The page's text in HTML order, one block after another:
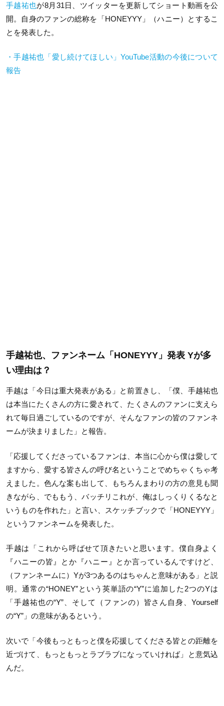
手越祐也が8月31日、ツイッターを更新してショート動画を公
開。自身のファンの総称を「HONEYYY」（ハニー）とするこ
とを発表した。
・手越祐也「愛し続けてほしい」YouTube活動の今後について
報告
手越祐也、ファンネーム「HONEYYY」発表 Yが多
い理由は？
手越は「今日は重大発表がある」と前置きし、「僕、手越祐也
は本当にたくさんの方に愛されて、たくさんのファンに支えら
れて毎日過ごしているのですが、そんなファンの皆のファンネ
ームが決まりました」と報告。
「応援してくださっているファンは、本当に心から僕は愛して
ますから、愛する皆さんの呼び名ということでめちゃくちゃ考
えました。色んな案も出して、もちろんまわりの方の意見も聞
きながら、でももう、バッチリこれが、俺はしっくりくるなと
いうものを作れた」と言い、スケッチブックで「HONEYYY」
というファンネームを発表した。
手越は「これから呼ばせて頂きたいと思います。僕自身よく
『ハニーの皆』とか『ハニー』とか言っているんですけど、
（ファンネームに）Yが3つあるのはちゃんと意味がある」と説
明。通常の“HONEY”という英単語の“Y”に追加した2つのYは
「手越祐也の“Y”、そして（ファンの）皆さん自身、Yourself
の“Y”」の意味があるという。
次いで「今後もっともっと僕を応援してくださる皆との距離を
近づけて、もっともっとラブラブになっていければ」と意気込
んだ。